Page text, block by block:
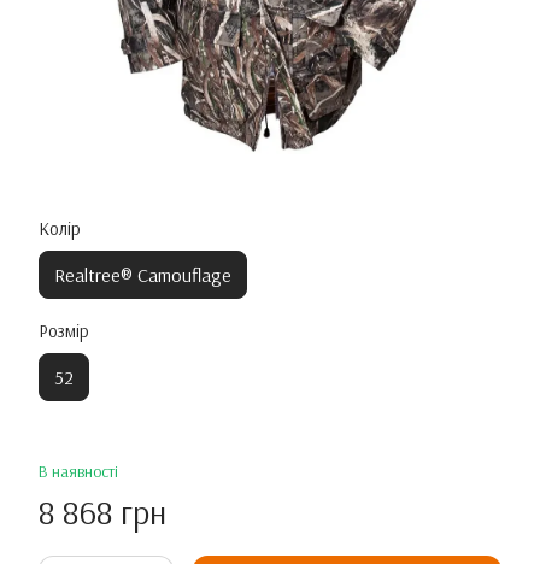
Колір
Realtree® Camouflage
Розмір
52
В наявності
8 868 грн